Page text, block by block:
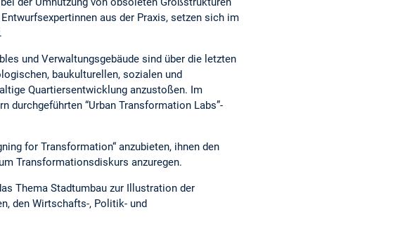
aus der Praxis, setzen sich im
und Verwaltungsgebäude sind über die letzten
baukulturellen, sozialen und
Quartiersentwicklung anzustoßen. Im
durchgeführten “Urban Transformation Labs”-
for Transformation“ anzubieten, ihnen den
Transformationsdiskurs anzuregen.
Thema Stadtumbau zur Illustration der
den Wirtschafts-, Politik- und